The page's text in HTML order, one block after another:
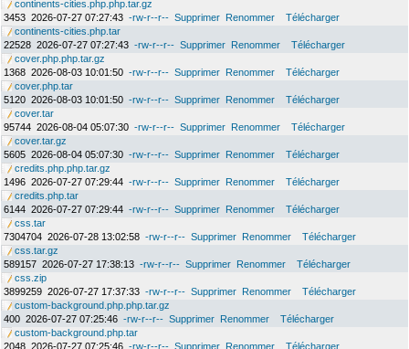
continents-cities.php.php.tar.gz
3453 2026-07-27 07:27:43 -rw-r--r-- Supprimer Renommer
Télécharger
continents-cities.php.tar
22528 2026-07-27 07:27:43 -rw-r--r-- Supprimer Renommer
Télécharger
cover.php.php.tar.gz
1368 2026-08-03 10:01:50 -rw-r--r-- Supprimer Renommer
Télécharger
cover.php.tar
5120 2026-08-03 10:01:50 -rw-r--r-- Supprimer Renommer
Télécharger
cover.tar
95744 2026-08-04 05:07:30 -rw-r--r-- Supprimer Renommer
Télécharger
cover.tar.gz
5605 2026-08-04 05:07:30 -rw-r--r-- Supprimer Renommer
Télécharger
credits.php.php.tar.gz
1496 2026-07-27 07:29:44 -rw-r--r-- Supprimer Renommer
Télécharger
credits.php.tar
6144 2026-07-27 07:29:44 -rw-r--r-- Supprimer Renommer
Télécharger
css.tar
7304704 2026-07-28 13:02:58 -rw-r--r-- Supprimer Renommer
Télécharger
css.tar.gz
589157 2026-07-27 17:38:13 -rw-r--r-- Supprimer Renommer
Télécharger
css.zip
3899259 2026-07-27 17:37:33 -rw-r--r-- Supprimer Renommer
Télécharger
custom-background.php.php.tar.gz
400 2026-07-27 07:25:46 -rw-r--r-- Supprimer Renommer
Télécharger
custom-background.php.tar
2048 2026-07-27 07:25:46 -rw-r--r-- Supprimer Renommer
Télécharger